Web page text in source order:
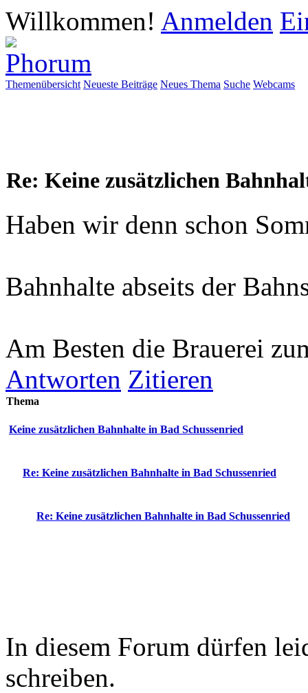
Willkommen! Anmelden
Themenübersicht Neueste Beiträge Neues Thema Suche Webcams
Re: Keine zusätzlichen
Haben wir denn schon
Bahnhalte abseits der
Am Besten die Brauerei
Antworten Zitieren
Thema
Keine zusätzlichen Bahnhalte in Bad Schussenried
Re: Keine zusätzlichen Bahnhalte in Bad Schussenried
Re: Keine zusätzlichen Bahnhalte in Bad Schussenried
In diesem Forum dürfen
schreiben.